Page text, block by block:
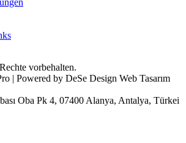
vorbehalten.
| Powered by DeSe Design Web Tasarım
Oba Pk 4, 07400 Alanya, Antalya, Türkei